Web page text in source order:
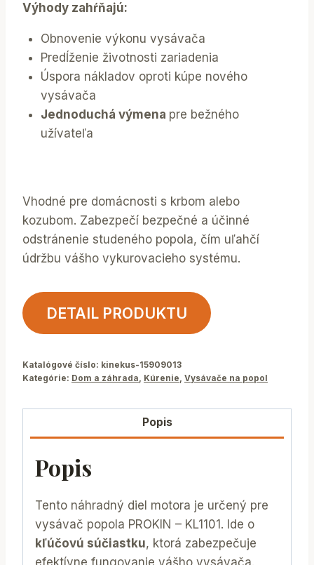
Výhody zahŕňajú:
Obnovenie výkonu vysávača
Predĺženie životnosti zariadenia
Úspora nákladov oproti kúpe nového
vysávača
Jednoduchá výmena pre bežného
užívateľa
Vhodné pre domácnosti s krbom alebo
kozubom. Zabezpečí bezpečné a účinné
odstránenie studeného popola, čím uľahčí
údržbu vášho vykurovacieho systému.
DETAIL PRODUKTU
Katalógové číslo: kinekus-15909013
Kategórie: Dom a záhrada Kúrenie Vysávače na popol
Popis
Popis
Tento náhradný diel motora je určený pre
vysávač popola PROKIN – KL1101. Ide o
kľúčovú súčiastku, ktorá zabezpečuje
efektívne fungovanie vášho vysávača.